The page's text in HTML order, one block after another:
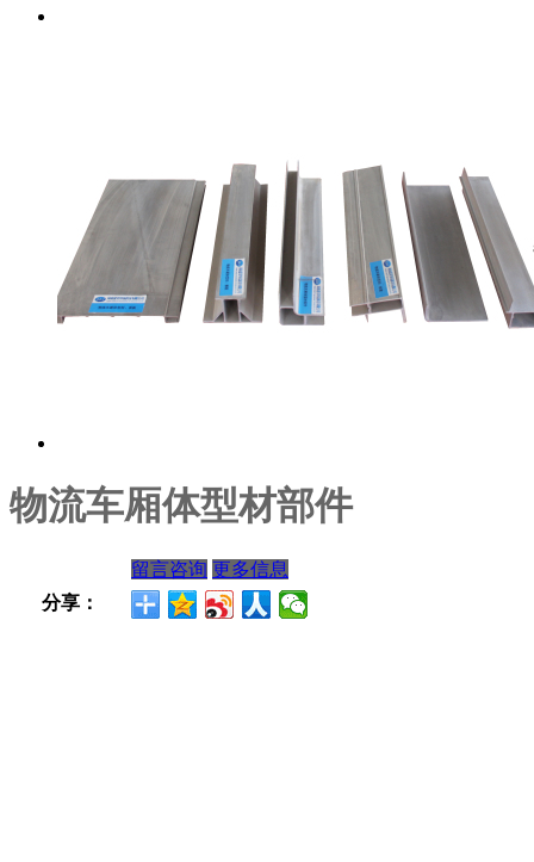
物流车厢体型材部件
留言咨询 更多信息
分享：